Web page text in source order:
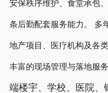
安保秩序维护、食堂承包
条后勤配套服务能力。 多
地产项目、医疗机构及各
丰富的现场管理与落地服务
端楼宇、学校、医院、